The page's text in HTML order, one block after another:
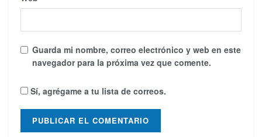
Guarda mi nombre, correo electrónico y web en este
navegador para la próxima vez que comente.
Sí, agrégame a tu lista de correos.